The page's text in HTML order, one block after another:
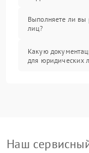
Выполняете ли вы
лиц?
Какую
для юридических
Наш